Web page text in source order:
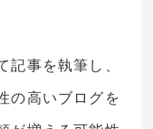
事を執筆し、
の高いブログを